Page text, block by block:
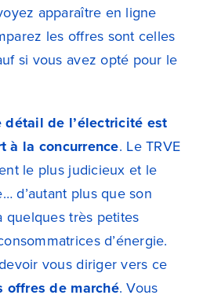
apparaître en ligne
les offres sont celles
si vous avez opté pour le
détail de l’électricité est
à la concurrence. Le TRVE
le plus judicieux et le
d’autant plus que son
quelques très petites
d’énergie.
vous diriger vers ce
offres de marché. Vous